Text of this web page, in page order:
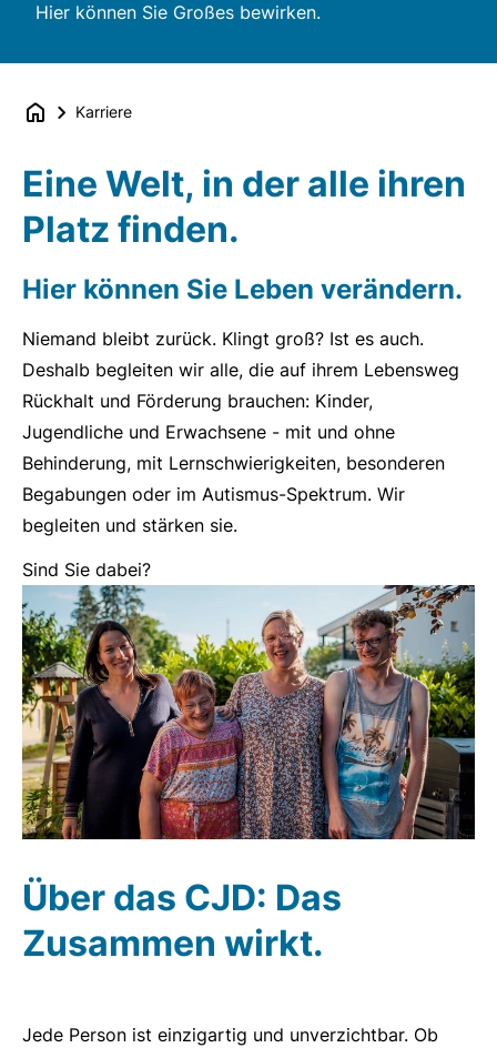
Hier können Sie Großes bewirken.
Karriere
Eine Welt, in der alle ihren
Platz finden.
Hier können Sie Leben verändern.
Niemand bleibt zurück. Klingt groß? Ist es auch.
Deshalb begleiten wir alle, die auf ihrem Lebensweg
Rückhalt und Förderung brauchen: Kinder,
Jugendliche und Erwachsene - mit und ohne
Behinderung, mit Lernschwierigkeiten, besonderen
Begabungen oder im Autismus-Spektrum. Wir
begleiten und stärken sie.
Sind Sie dabei?
Über das CJD: Das
Zusammen wirkt.
URL
Jede Person ist einzigartig und unverzichtbar. Ob